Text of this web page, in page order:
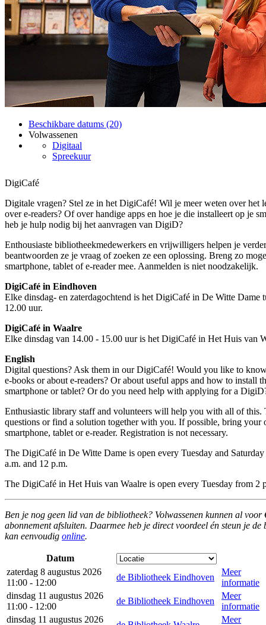
Beschikbare datums (20)
Volwassenen
Digitaal
Spreekuur
DigiCafé
Digitale vragen? Stel ze in het DigiCafé! Wil je meer weten over het
over e-readers? Of over handige apps en hoe je die installeert op je
heb je hulp nodig bij het aanvragen van DigiD?
Enthousiaste bibliotheekmedewerkers en vrijwilligers helpen je
beantwoorden ze je vraag of zoeken ze een oplossing. Breng zo
smartphone, tablet of e-reader mee. Aanmelden is niet noodzakelijk.
DigiCafé in Eindhoven
Elke dinsdag- en zaterdagochtend is het DigiCafé in De Witte Dame
12.00 uur.
DigiCafé in Waalre
Elke dinsdag van 14.00 - 15.00 uur is het DigiCafé in Het Huis van
English
Digital questions? Ask them in our DigiCafé! Would you like to
e-books or about e-readers? Or about useful apps and how to install
smartphone or tablet? Or do you need help with applying for a
Enthusiastic library staff and volunteers will help you with all of
questions or find a solution together with you. If possible, bring your
smartphone, tablet or e-reader. Registration is not necessary.
The DigiCafé in De Witte Dame is open every Tuesday and
a.m. and 12 p.m.
The DigiCafé in Het Huis van Waalre is open every Tuesday from 2
Ben je nog geen lid van de bibliotheek? Volwassenen kunnen al
abonnement afsluiten. Daarmee heb je direct voordeel én steun je
kan eenvoudig online.
Datum
zaterdag 8 augustus 2026
11:00 - 12:00
de Bibliotheek Eindhoven
Meer
informatie
dinsdag 11 augustus 2026
11:00 - 12:00
de Bibliotheek Eindhoven
Meer
informatie
dinsdag 11 augustus 2026
Meer